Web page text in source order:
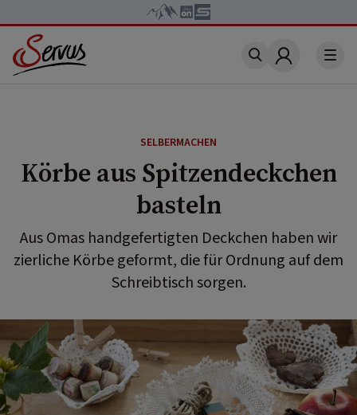
Account
SELBERMACHEN
Körbe aus Spitzendeckchen
basteln
Aus Omas handgefertigten Deckchen haben wir
zierliche Körbe geformt, die für Ordnung auf dem
Schreibtisch sorgen.